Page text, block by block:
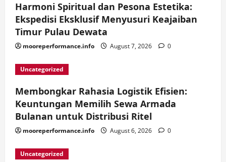
Harmoni Spiritual dan Pesona Estetika:
Ekspedisi Eksklusif Menyusuri Keajaiban
Timur Pulau Dewata
mooreperformance.info August 7, 2026 0
Uncategorized
Membongkar Rahasia Logistik Efisien:
Keuntungan Memilih Sewa Armada
Bulanan untuk Distribusi Ritel
mooreperformance.info August 6, 2026 0
Uncategorized